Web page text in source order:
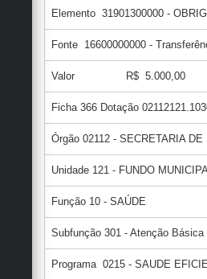
Elemento 31901300000 -
Fonte 16600000000 -
Valor R$ 5.000,00
Ficha 366 Dotação
Órgão 02112 - SECRETARIA
Unidade 121 - FUNDO
Função 10 - SAÚDE
Subfunção 301 - Atenção Básica
Programa 0215 - SAUDE